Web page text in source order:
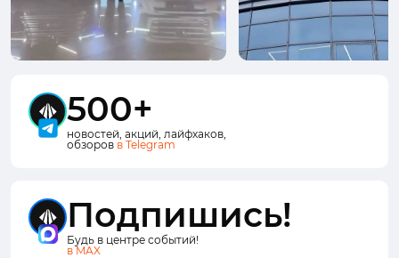
500+
новостей, акций, лайфхаков,
обзоров в Telegram
Подпишись!
Будь в центре событий!
в MAX